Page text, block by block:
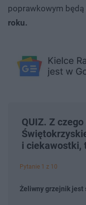
poprawkowym będą
roku.
QUIZ. Z
i ciekawostki,
Pytanie 1 z 10
Żeliwny grzejnik jest